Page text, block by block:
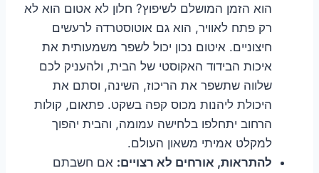
הוא הזמן המושלם לשיפוץ? חלון לא אטום הוא לא
רק פתח לאוויר, הוא גם אוטוסטרדה לרעשים
חיצוניים. איטום נכון יכול לשפר משמעותית את
איכות הבידוד האקוסטי של הבית, ולהעניק לכם
שלווה שתשפר את הריכוז, השינה, וסתם את
היכולת ליהנות מכוס קפה בשקט. פתאום, קולות
הרחוב יתחלפו בלחישה עמומה, והבית יהפוך
למקלט אמיתי משאון העולם.
להתראות, אורחים לא רצויים: אם חשבתם